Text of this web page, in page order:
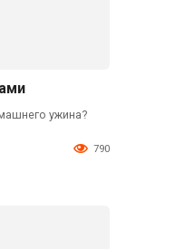
ужина?
790